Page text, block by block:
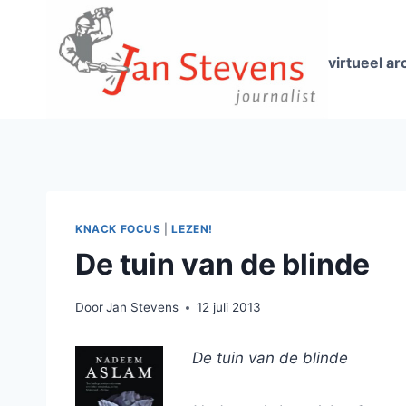
virtueel
KNACK FOCUS |LEZEN!
De tuin van de blinde
DoorJan Stevens 12 juli 2013
De tuin van de blinde